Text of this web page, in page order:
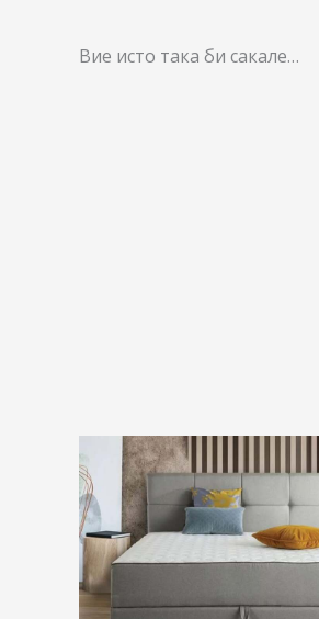
Вие исто така би сакале…